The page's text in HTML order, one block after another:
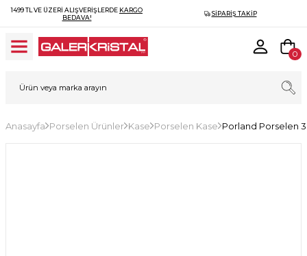
1499 TL VE ÜZERI ALIŞVERIŞLERDE KARGO
BEDAVA!
SIPARIŞ TAKIP
0
Anasayfa Porselen Ürünler Kase Porselen Kase Porland Porselen